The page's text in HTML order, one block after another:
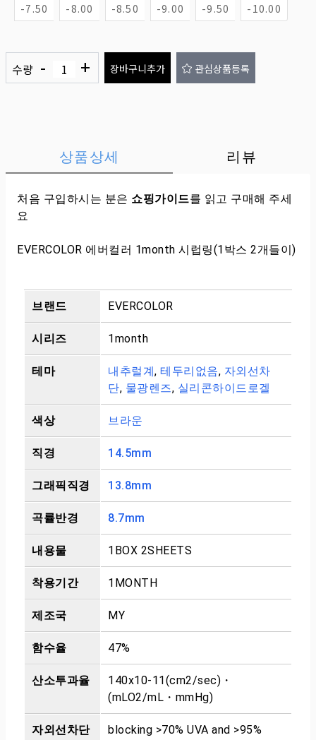
-7.50 -8.00 -8.50 -9.00 -9.50 -10.00
수량 - + 장바구니추가 관심상품등록
상품상세 리뷰
처음 구입하시는 분은 쇼핑가이드를 읽고 구매해 주세
요
EVERCOLOR 에버컬러 1month 시럽링(1박스 2개들이)
브랜드 EVERCOLOR
시리즈 1month
테마 내추럴계, 테두리없음, 자외선차
단, 물광렌즈, 실리콘하이드로겔
색상 브라운
직경 14.5mm
그래픽직경 13.8mm
곡률반경 8.7mm
내용물 1BOX 2SHEETS
착용기간 1MONTH
제조국 MY
함수율 47%
산소투과율
140x10-11(cm2/sec)・
(mLO2/mL・mmHg)
자외선차단 blocking >70% UVA and >95%